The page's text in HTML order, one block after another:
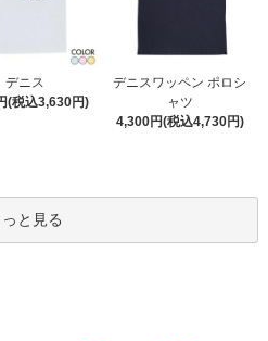
デニス
(税込3,630円)
デニスワッペン ポロシ
ャツ
4,300円(税込4,730円)
っと見る